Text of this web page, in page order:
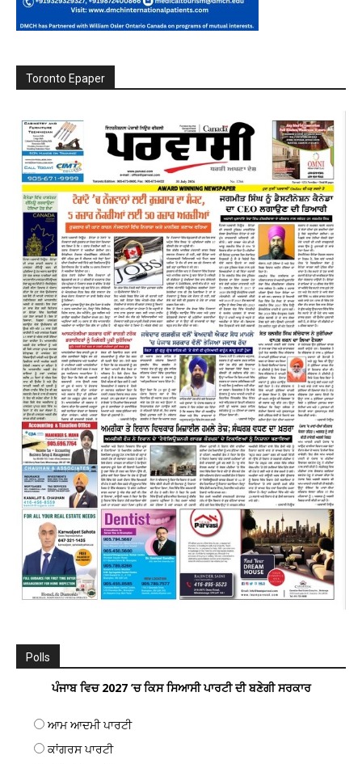
Toronto Epaper
Polls
ਪੰਜਾਬ ਵਿਚ 2027 ’ਚ ਕਿਸ ਸਿਆਸੀ ਪਾਰਟੀ ਦੀ ਬਣੇਗੀ ਸਰਕਾਰ
ਆਮ ਆਦਮੀ ਪਾਰਟੀ
ਕਾਂਗਰਸ ਪਾਰਟੀ